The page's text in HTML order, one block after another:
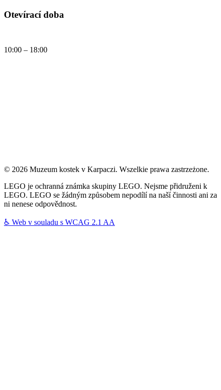
Otevírací doba
10:00 – 18:00
© 2026 Muzeum kostek v Karpaczi. Wszelkie prawa zastrzeżone.
LEGO je ochranná známka skupiny LEGO. Nejsme přidruženi k
LEGO. LEGO se žádným způsobem nepodílí na naší činnosti ani za
ni nenese odpovědnost.
♿ Web v souladu s WCAG 2.1 AA